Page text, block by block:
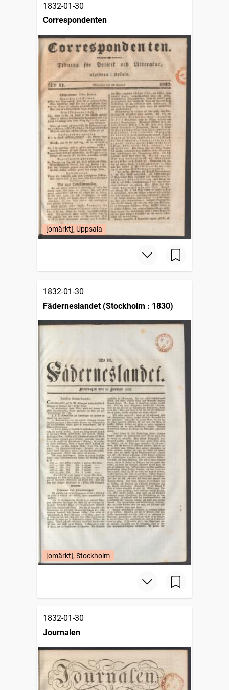
1832-01-30
Correspondenten
[omärkt], Uppsala
1832-01-30
Fäderneslandet (Stockholm : 1830)
[omärkt], Stockholm
1832-01-30
Journalen